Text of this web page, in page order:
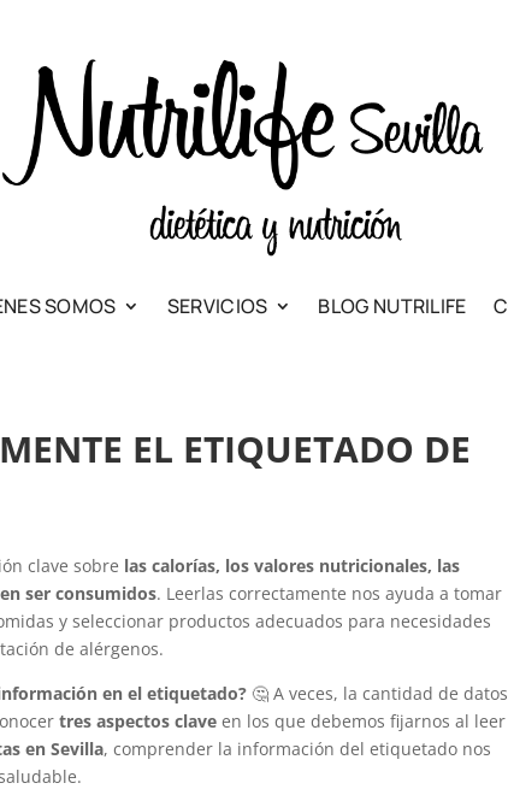
SOMOS SERVICIOS BLOG NUTRILIFE
EL ETIQUETADO DE
clave sobre las calorías, los valores nutricionales, las
ser consumidos. Leerlas correctamente nos ayuda a tomar
y seleccionar productos adecuados para necesidades
de alérgenos.
en el etiquetado? 🤔 A veces, la cantidad de datos
tres aspectos clave en los que debemos fijarnos al
en Sevilla, comprender la información del etiquetado nos